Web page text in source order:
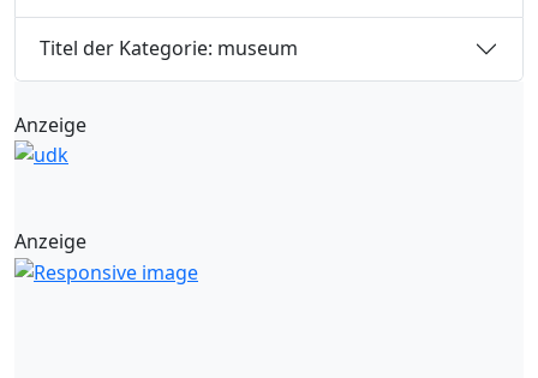
Titel der Kategorie: museum
Anzeige
Anzeige